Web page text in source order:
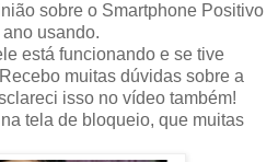
sobre o Smartphone Positivo
usando.
está funcionando e se tive
muitas dúvidas sobre a
isso no vídeo também!
tela de bloqueio, que muitas